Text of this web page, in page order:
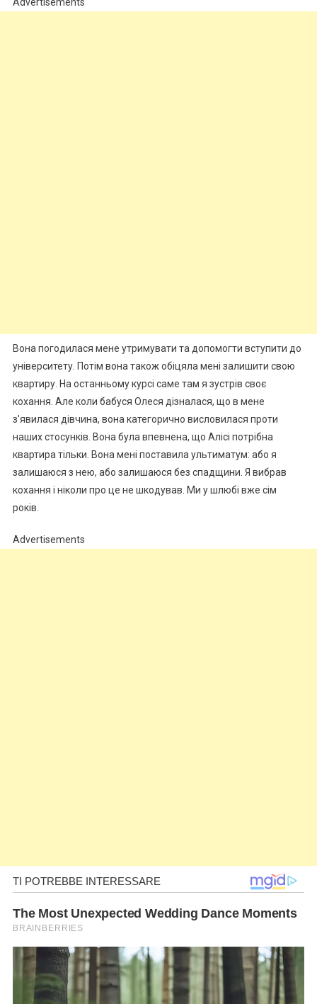
Advertisements
Вона погодилася мене утримувати та допомогти вступити до
університету. Потім вона також обіцяла мені залишити свою
квартиру. На останньому курсі саме там я зустрів своє
кохання. Але коли бабуся Олеся дізналася, що в мене
з’явилася дівчина, вона категорично висловилася проти
наших стосунків. Вона була впевнена, що Алісі потрібна
квартира тільки. Вона мені поставила ультиматум: або я
залишаюся з нею, або залишаюся без спадщини. Я вибрав
кохання і ніколи про це не шкодував. Ми у шлюбі вже сім
років.
Advertisements